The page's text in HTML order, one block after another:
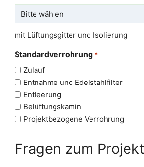
mit Lüftungsgitter und Isolierung
Standardverrohrung *
Zulauf
Entnahme und Edelstahlfilter
Entleerung
Belüftungskamin
Projektbezogene Verrohrung
Fragen zum Projekt